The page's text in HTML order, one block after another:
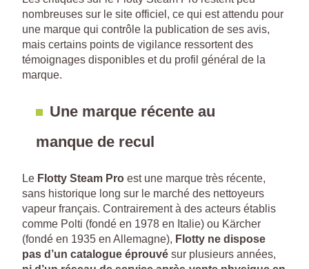
nombreuses sur le site officiel, ce qui est attendu pour
une marque qui contrôle la publication de ses avis,
mais certains points de vigilance ressortent des
témoignages disponibles et du profil général de la
marque.
Une marque récente au
manque de recul
Le Flotty Steam Pro est une marque très récente,
sans historique long sur le marché des nettoyeurs
vapeur français. Contrairement à des acteurs établis
comme Polti (fondé en 1978 en Italie) ou Kärcher
(fondé en 1935 en Allemagne), Flotty ne dispose
pas d’un catalogue éprouvé sur plusieurs années,